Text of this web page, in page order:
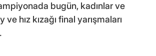
bugün, kadınlar ve
hız kızağı final yarışmaları